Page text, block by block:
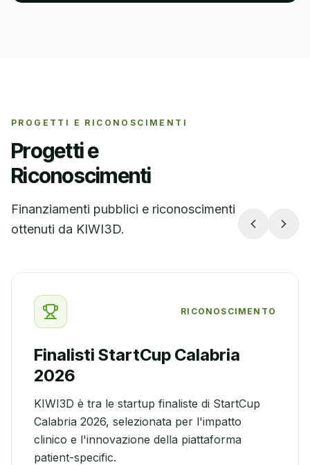
PROGETTI E RICONOSCIMENTI
Progetti e
Riconoscimenti
Finanziamenti pubblici e riconoscimenti
ottenuti da KIWI3D.
RICONOSCIMENTO
Finalisti StartCup Calabria
2026
KIWI3D è tra le startup finaliste di StartCup
Calabria 2026, selezionata per l'impatto
clinico e l'innovazione della piattaforma
patient-specific.